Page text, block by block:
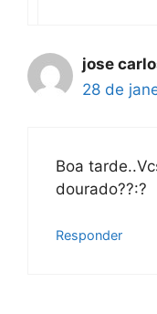
jose
28 de
Boa
dourado??:?
Responder